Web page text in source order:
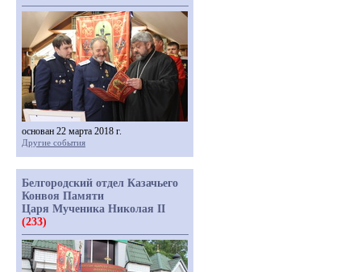
основан 22 марта 2018 г.
Другие события
Белгородский отдел Казачьего
Конвоя Памяти
Царя Мученика Николая II
(233)